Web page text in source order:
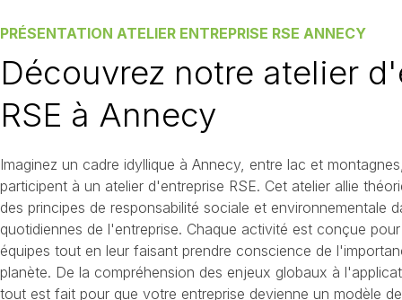
PRÉSENTATION ATELIER ENTREPRISE RSE ANNECY
Découvrez notre atelier
RSE à Annecy
Imaginez un cadre idyllique à Annecy, entre lac et
participent à un atelier d'entreprise RSE. Cet atelier allie
des principes de responsabilité sociale et environnementale
quotidiennes de l'entreprise. Chaque activité est conçue
équipes tout en leur faisant prendre conscience de
planète. De la compréhension des enjeux globaux à
tout est fait pour que votre entreprise devienne un modèle